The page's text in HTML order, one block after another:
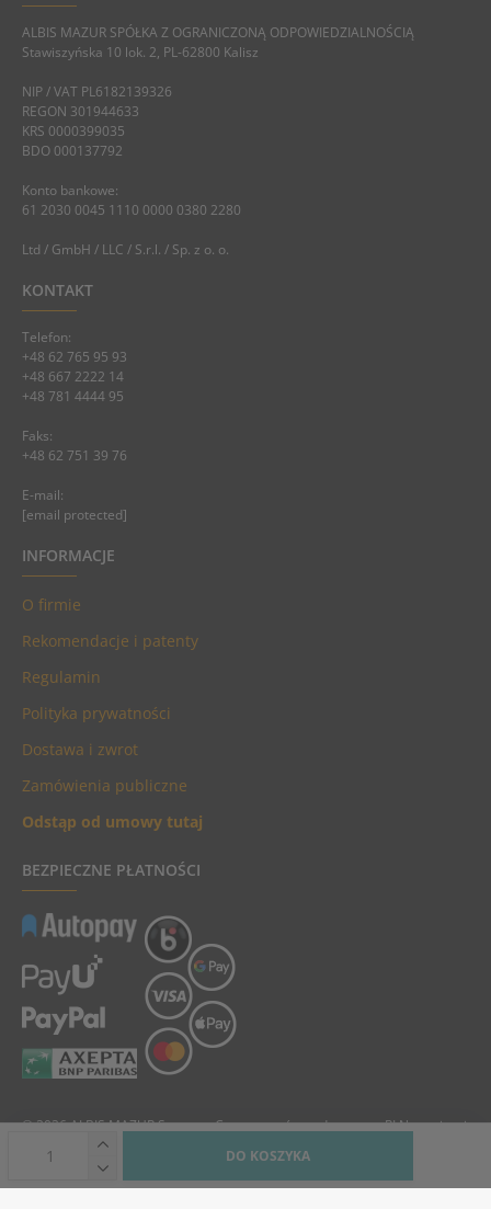
DO KOSZYKA
ALBIS MAZUR SPÓŁKA Z OGRANICZONĄ ODPOWIEDZIALNOŚCIĄ
Stawiszyńska 10 lok. 2, PL-62800 Kalisz
NIP / VAT PL6182139326
REGON 301944633
KRS 0000399035
BDO 000137792
Konto bankowe:
61 2030 0045 1110 0000 0380 2280
Ltd / GmbH / LLC / S.r.l. / Sp. z o. o.
KONTAKT
Telefon:
+48 62 765 95 93
+48 667 2222 14
+48 781 4444 95
Faks:
+48 62 751 39 76
E-mail:
[email protected]
INFORMACJE
O firmie
Rekomendacje i patenty
Regulamin
Polityka prywatności
Dostawa i zwrot
Zamówienia publiczne
Odstąp od umowy tutaj
BEZPIECZNE PŁATNOŚCI
© 2026 ALBIS MAZUR Sp. z o.o. Ceny towarów podane są w PLN, zawierają
podatek VAT i nie zawierają kosztów dostawy.